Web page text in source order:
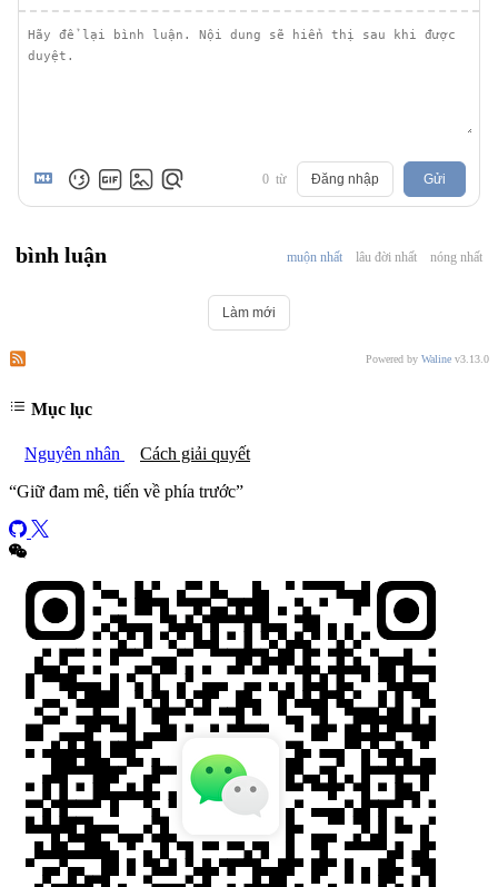
0 từ Đăng nhập Gửi
bình luận muộn nhất lâu đời nhất nóng nhất
Làm mới
Powered by Waline v3.13.0
Mục lục
Nguyên nhân
Cách giải quyết
“Giữ đam mê, tiến về phía trước”